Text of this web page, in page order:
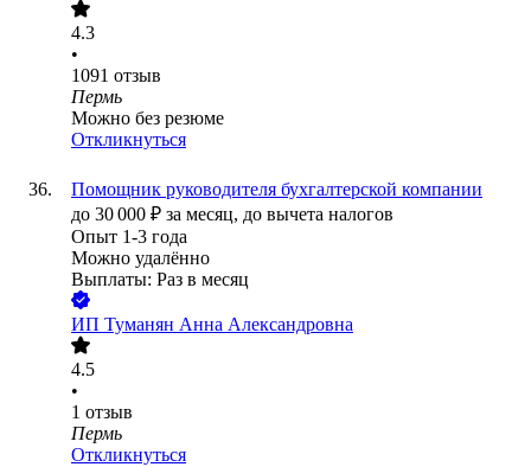
4.3
•
1091 отзыв
Пермь
Можно без резюме
Откликнуться
Помощник руководителя бухгалтерской компании
до 30 000 ₽ за месяц, до вычета налогов
Опыт 1-3 года
Можно удалённо
Выплаты: Раз в месяц
ИП Туманян Анна Александровна
4.5
•
1 отзыв
Пермь
Откликнуться